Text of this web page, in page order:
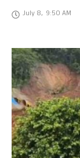
… July 8, 9:50 AM